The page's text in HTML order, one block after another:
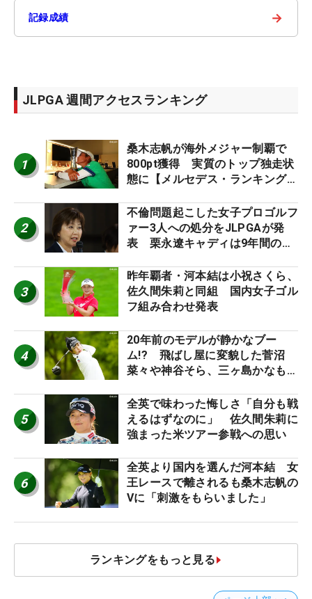
記録成績 →
JLPGA 週間アクセスランキング
1
桑木志帆が海外メジャー制覇で
800pt獲得 実質のトップ独走状
態に【メルセデス・ランキング番
2
不倫問題起こした女子プロゴルフ
ァー3人への処分をJLPGAが発
表 栗永遼キャディは9年間の立
3
昨年覇者・河本結は小祝さくら、
佐久間朱莉と同組 国内女子ゴル
フ組み合わせ発表
4
20年前のモデルが静かなブー
ム!? 飛ばし屋に変貌した菅沼
菜々や神谷そら、三ヶ島かなも使
ロたちの“飛ばしギア”】
5
全英で味わった悔しさ「自分も戦
えるはずなのに」 佐久間朱莉に
強まった米ツアー参戦への思い
6
全英より国内を選んだ河本結 女
王レースで離されるも桑木志帆の
Vに「刺激をもらいました」
ランキングをもっと見る